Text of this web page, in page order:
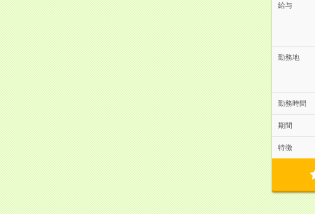
給与
勤務地
勤務時間
期間
特徴